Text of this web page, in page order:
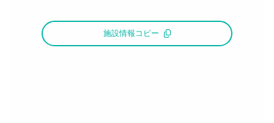
施設情報コピー